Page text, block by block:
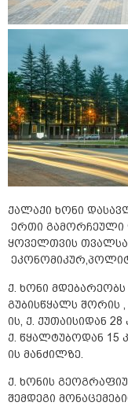
ქალაქი ხონი
ერთი გამორჩეული
ყოველთვის
ქ. ხონი
გუბისწყალს შორის
ის, ქ. ქუთაისიდან 28
ქ. წყალტუბოდან 15
ის მანძილზე.
ქ. ხონის
შემდეგი